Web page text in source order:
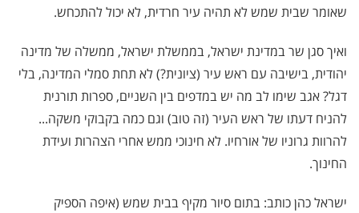
שאומר שבית שמש לא תהיה עיר חרדית, לא יכול להתכחש.
ואיך סגן שר במדינת ישראל, בממשלת ישראל, ממשלה של מדינה
יהודית, בישיבה עם ראש עיר (ציונית?) לא תחת סמלי המדינה, בלי
דגל? אגב שימו לב מה יש במדפים בין השניים, ספרות תורנית
להניח דעתו של ראש העיר (זה טוב) וגם כמה בקבוקי משקה...
להרוות גרוניו של אורחיו. לא חינוכי ממש אחרי הצהרות ועידת
החינוך.
ישראל כהן כותב: בתום סיור מקיף בבית שמש (איפה הספיק